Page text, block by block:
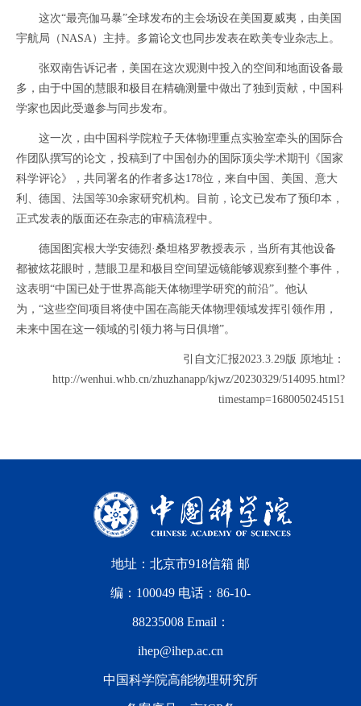
这次“最亮伽马暴”全球发布的主会场设在美国夏威夷，由美国
宇航局（NASA）主持。多篇论文也同步发表在欧美专业杂志上。
张双南告诉记者，美国在这次观测中投入的空间和地面设备最
多，由于中国的慧眼和极目在精确测量中做出了独到贡献，中国科
学家也因此受邀参与同步发布。
这一次，由中国科学院粒子天体物理重点实验室牵头的国际合
作团队撰写的论文，投稿到了中国创办的国际顶尖学术期刊《国家
科学评论》，共同署名的作者多达178位，来自中国、美国、意大
利、德国、法国等30余家研究机构。目前，论文已发布了预印本，
正式发表的版面还在杂志的审稿流程中。
德国图宾根大学安德烈·桑坦格罗教授表示，当所有其他设备
都被炫花眼时，慧眼卫星和极目空间望远镜能够观察到整个事件，
这表明“中国已处于世界高能天体物理学研究的前沿”。他认
为，“这些空间项目将使中国在高能天体物理领域发挥引领作用，
未来中国在这一领域的引领力将与日俱增”。
引自文汇报2023.3.29版 原地址：
http://wenhui.whb.cn/zhuzhanapp/kjwz/20230329/514095.html?
timestamp=1680050245151
地址：北京市918信箱 邮
编：100049 电话：86-10-
88235008 Email：
ihep@ihep.ac.cn
中国科学院高能物理研究所